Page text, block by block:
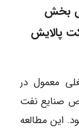
بخش
پالایش
معمول در
صنایع نفت
این مطالعه